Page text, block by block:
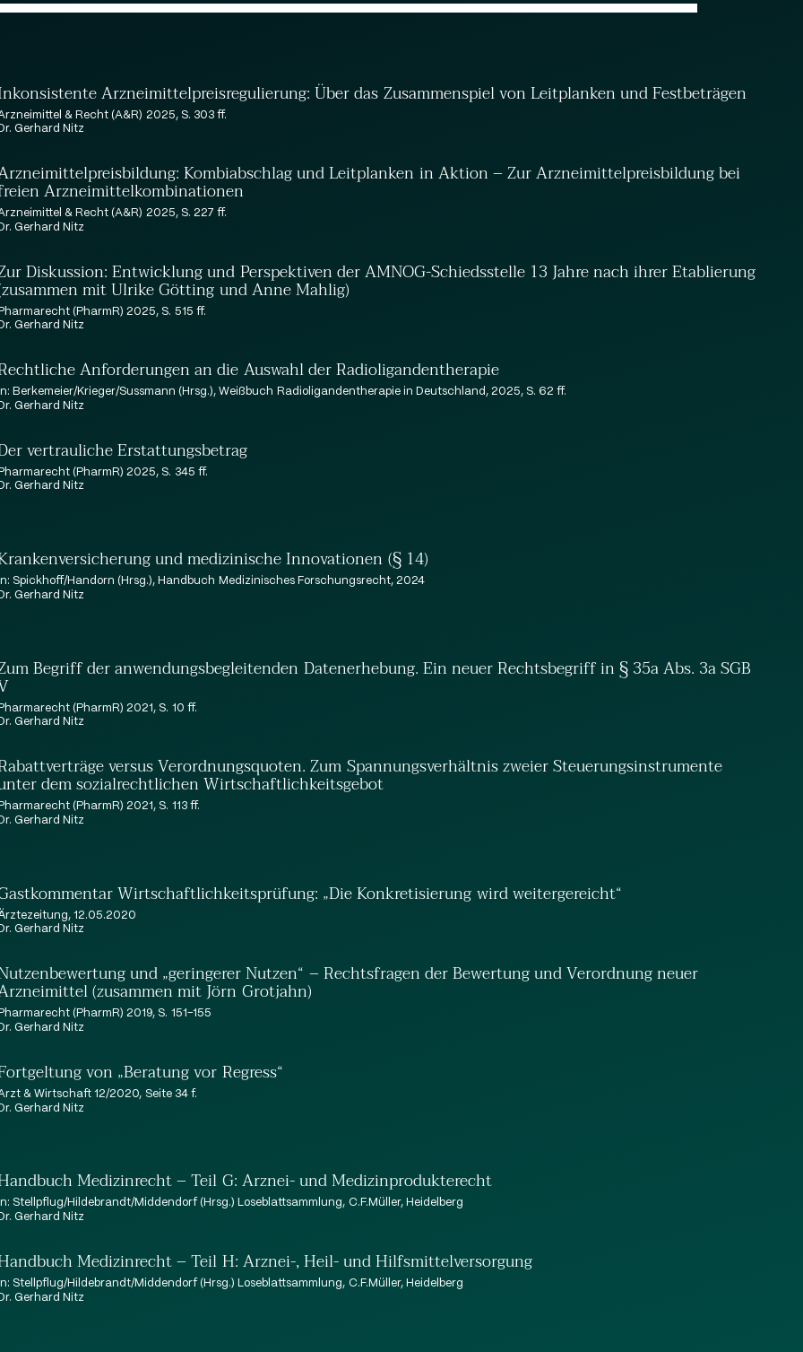
Till Wipperfürth, LL.M. Dr. Philipp Kircher Dr. Richard Schulz Eva Flach
Arzneimittelpreisregulierung: Über das Zusammenspiel von Leitplanken und Festbeträgen
& Recht (A&R) 2025, S. 303 ff.
Gerhard Nitz
Kombiabschlag und Leitplanken in Aktion – Zur Arzneimittelpreisbildung bei
Arzneimittelkombinationen
& Recht (A&R) 2025, S. 227 ff.
Gerhard Nitz
Diskussion: Entwicklung und Perspektiven der AMNOG-Schiedsstelle 13 Jahre nach ihrer Etablierung
mit Ulrike Götting und Anne Mahlig)
(PharmR) 2025, S. 515 ff.
Gerhard Nitz
Anforderungen an die Auswahl der Radioligandentherapie
Berkemeier/Krieger/Sussmann (Hrsg.), Weißbuch Radioligandentherapie in Deutschland, 2025, S. 62 ff.
Gerhard Nitz
vertrauliche Erstattungsbetrag
(PharmR) 2025, S. 345 ff.
Gerhard Nitz
und medizinische Innovationen (§ 14)
Spickhoff/Handorn (Hrsg.), Handbuch Medizinisches Forschungsrecht, 2024
Gerhard Nitz
Begriff der anwendungsbegleitenden Datenerhebung. Ein neuer Rechtsbegriff in § 35a Abs. 3a SGB
(PharmR) 2021, S. 10 ff.
Gerhard Nitz
versus Verordnungsquoten. Zum Spannungsverhältnis zweier Steuerungsinstrumente
dem sozialrechtlichen Wirtschaftlichkeitsgebot
(PharmR) 2021, S. 113 ff.
Gerhard Nitz
Wirtschaftlichkeitsprüfung: „Die Konkretisierung wird weitergereicht“
12.05.2020
Gerhard Nitz
und „geringerer Nutzen“ – Rechtsfragen der Bewertung und Verordnung neuer
(zusammen mit Jörn Grotjahn)
(PharmR) 2019, S. 151-155
Gerhard Nitz
von „Beratung vor Regress“
& Wirtschaft 12/2020, Seite 34 f.
Gerhard Nitz
Medizinrecht – Teil G: Arznei- und Medizinprodukterecht
Stellpflug/Hildebrandt/Middendorf (Hrsg.) Loseblattsammlung, C.F.Müller, Heidelberg
Gerhard Nitz
Medizinrecht – Teil H: Arznei-, Heil- und Hilfsmittelversorgung
Stellpflug/Hildebrandt/Middendorf (Hrsg.) Loseblattsammlung, C.F.Müller, Heidelberg
Gerhard Nitz